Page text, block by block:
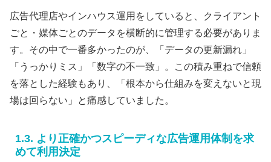
広告代理店やインハウス運用をしていると、クライアント
ごと・媒体ごとのデータを横断的に管理する必要がありま
す。その中で一番多かったのが、「データの更新漏れ」
「うっかりミス」「数字の不一致」。この積み重ねで信頼
を落とした経験もあり、「根本から仕組みを変えないと現
場は回らない」と痛感していました。
1.3. より正確かつスピーディな広告運用体制を求
めて利用決定